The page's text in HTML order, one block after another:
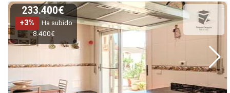
233.400€
+3%
Ha subido
8.400€